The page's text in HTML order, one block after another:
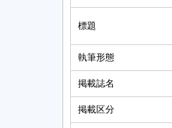
標題
執筆形態
掲載誌名
掲載区分